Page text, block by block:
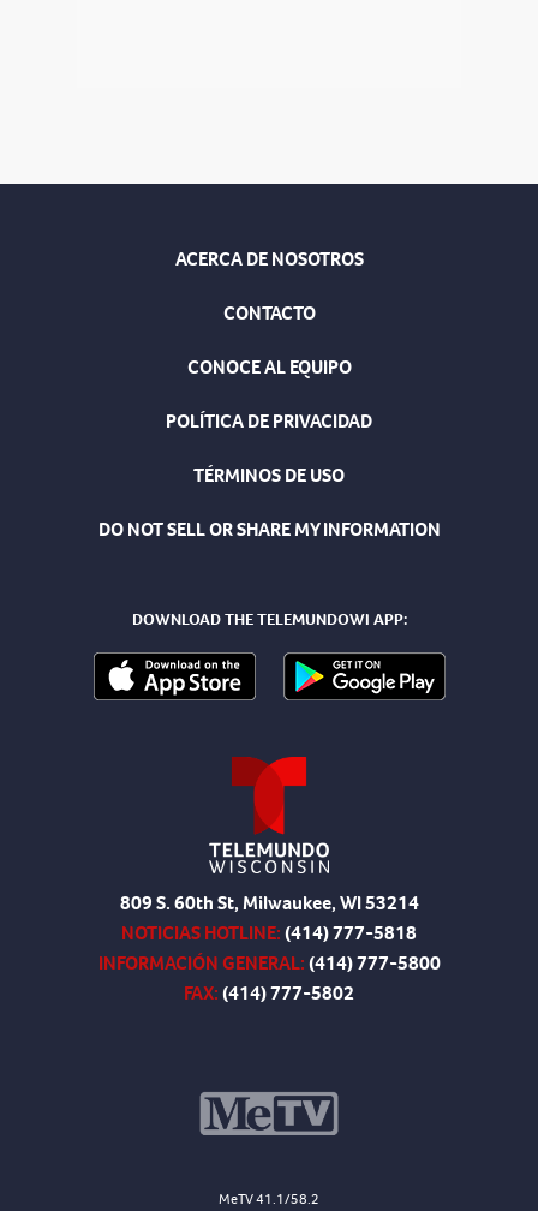
ACERCA DE NOSOTROS
CONTACTO
CONOCE AL EQUIPO
POLÍTICA DE PRIVACIDAD
TÉRMINOS DE USO
DO NOT SELL OR SHARE MY INFORMATION
DOWNLOAD THE TELEMUNDOWI APP:
809 S. 60th St, Milwaukee, WI 53214
NOTICIAS HOTLINE:(414) 777-5818
INFORMACIÓN GENERAL:(414) 777-5800
FAX:(414) 777-5802
MeTV 41.1/58.2